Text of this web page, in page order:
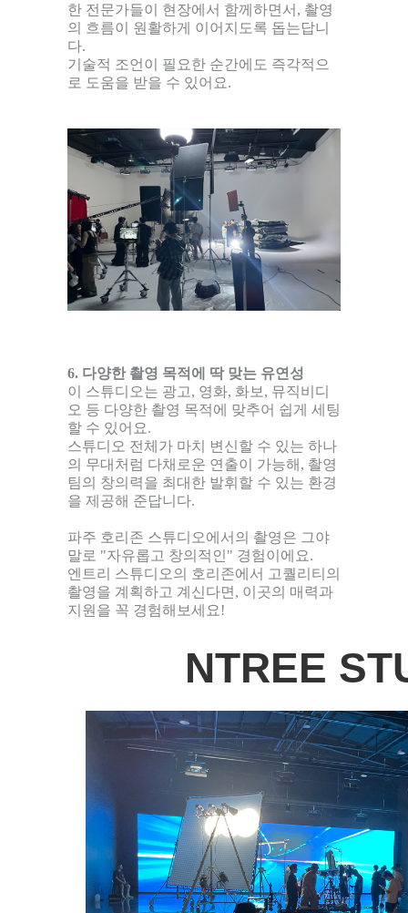
한 전문가들이 현장에서 함께하면서, 촬영
의 흐름이 원활하게 이어지도록 돕는답니
다.
기술적 조언이 필요한 순간에도 즉각적으
로 도움을 받을 수 있어요.
6. 다양한 촬영 목적에 딱 맞는 유연성
이 스튜디오는 광고, 영화, 화보, 뮤직비디
오 등 다양한 촬영 목적에 맞추어 쉽게 세팅
할 수 있어요.
스튜디오 전체가 마치 변신할 수 있는 하나
의 무대처럼 다채로운 연출이 가능해, 촬영
팀의 창의력을 최대한 발휘할 수 있는 환경
을 제공해 준답니다.
파주 호리존 스튜디오에서의 촬영은 그야
말로 "자유롭고 창의적인" 경험이에요.
엔트리 스튜디오의 호리존에서 고퀄리티의
촬영을 계획하고 계신다면, 이곳의 매력과
지원을 꼭 경험해보세요!
NTREE